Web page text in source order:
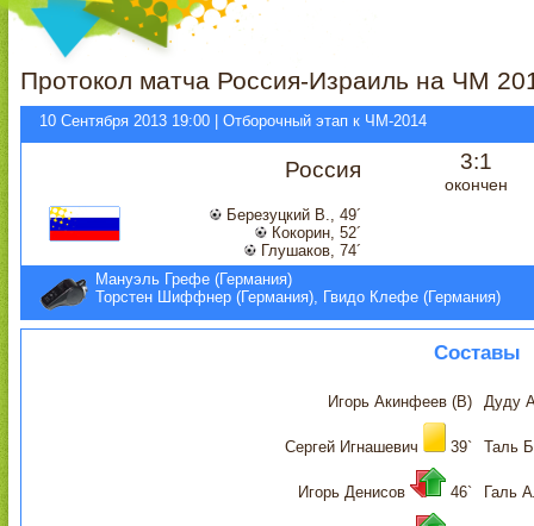
Протокол матча Россия-Израиль на ЧМ
10 Сентября 2013 19:00 | Отборочный этап к ЧМ-2014
Россия 3:1
окончен
Березуцкий В., 49´
Кокорин, 52´
Глушаков, 74´
Мануэль Грефе (Германия)
Торстен Шиффнер (Германия), Гвидо Клефе (Германия)
Составы
Игорь Акинфеев (В) Дуду
Сергей Игнашевич 39` Таль
Игорь Денисов 46` Галь